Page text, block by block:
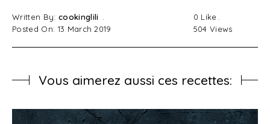
Written By: cookinglili
Posted On: 13 March 2019
0 Like
504 Views
Vous aimerez aussi ces recettes: